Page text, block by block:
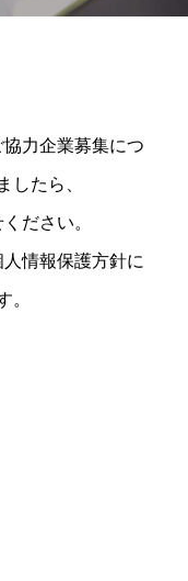
力企業募集につ
したら、
ださい。
情報保護方針に
。